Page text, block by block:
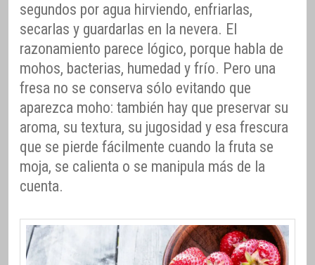
segundos por agua hirviendo, enfriarlas,
secarlas y guardarlas en la nevera. El
razonamiento parece lógico, porque habla de
mohos, bacterias, humedad y frío. Pero una
fresa no se conserva sólo evitando que
aparezca moho: también hay que preservar su
aroma, su textura, su jugosidad y esa frescura
que se pierde fácilmente cuando la fruta se
moja, se calienta o se manipula más de la
cuenta.